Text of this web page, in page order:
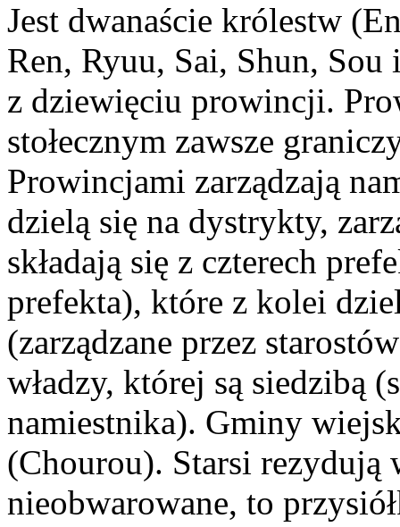
Jest dwanaście królestw
Ren, Ryuu, Sai, Shun, Sou
z dziewięciu prowincji.
stołecznym zawsze
Prowincjami zarządzają
dzielą się na dystrykty,
składają się z czterech
prefekta), które z kolei
(zarządzane przez
władzy, której są siedzibą
namiestnika). Gminy
(Chourou). Starsi rezydują
nieobwarowane, to